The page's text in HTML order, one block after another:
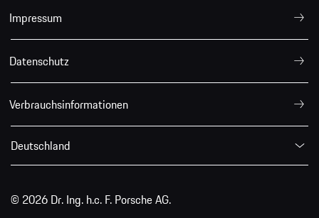
Impressum
Datenschutz
Verbrauchsinformationen
Deutschland
© 2026 Dr. Ing. h.c. F. Porsche AG.